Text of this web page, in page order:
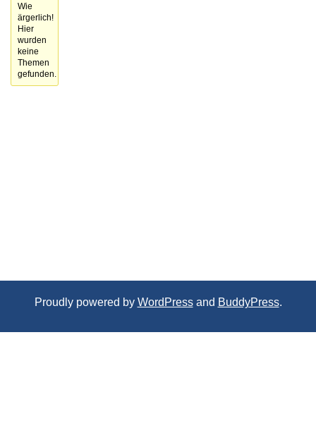
Wie
ärgerlich!
Hier
wurden
keine
Themen
gefunden.
Proudly powered by WordPressand BuddyPress.